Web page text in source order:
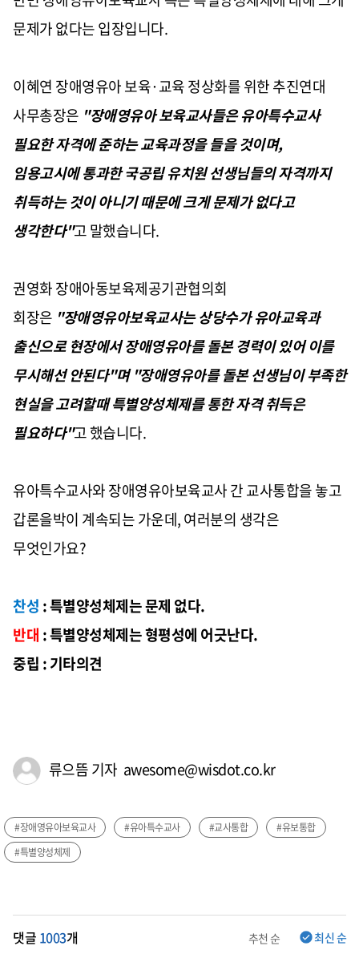
문제가 없다는 입장입니다.
이혜연 장애영유아 보육·교육 정상화를 위한 추진연대
사무총장은 "장애영유아 보육교사들은 유아특수교사
필요한 자격에 준하는 교육과정을 들을 것이며,
임용고시에 통과한 국공립 유치원 선생님들의 자격까지
취득하는 것이 아니기 때문에 크게 문제가 없다고
생각한다"고 말했습니다.
권영화 장애아동보육제공기관협의회
회장은 "장애영유아보육교사는 상당수가 유아교육과
출신으로 현장에서 장애영유아를 돌본 경력이 있어 이를
무시해선 안된다"며 "장애영유아를 돌본 선생님이 부족한
현실을 고려할때 특별양성체제를 통한 자격 취득은
필요하다"고 했습니다.
유아특수교사와 장애영유아보육교사 간 교사통합을 놓고
갑론을박이 계속되는 가운데, 여러분의 생각은
무엇인가요?
찬성 : 특별양성체제는 문제 없다.
반대 : 특별양성체제는 형평성에 어긋난다.
중립 : 기타의견
류으뜸 기자 awesome@wisdot.co.kr
#장애영유아보육교사 #유아특수교사 #교사통합
#유보통합
#특별양성체제
댓글 1003개 추천 순 최신 순